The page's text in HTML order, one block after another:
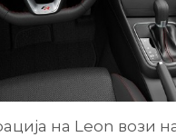
на Leon вози